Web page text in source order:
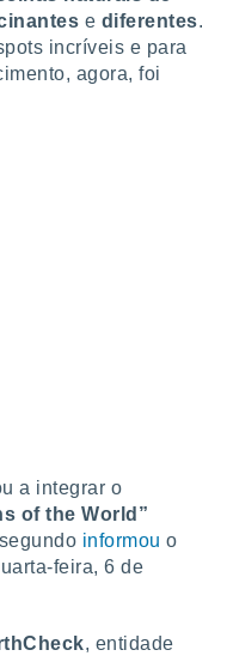
e diferentes.
incríveis e para
agora, foi
a integrar o
of the World”
informou o
feira, 6 de
, entidade